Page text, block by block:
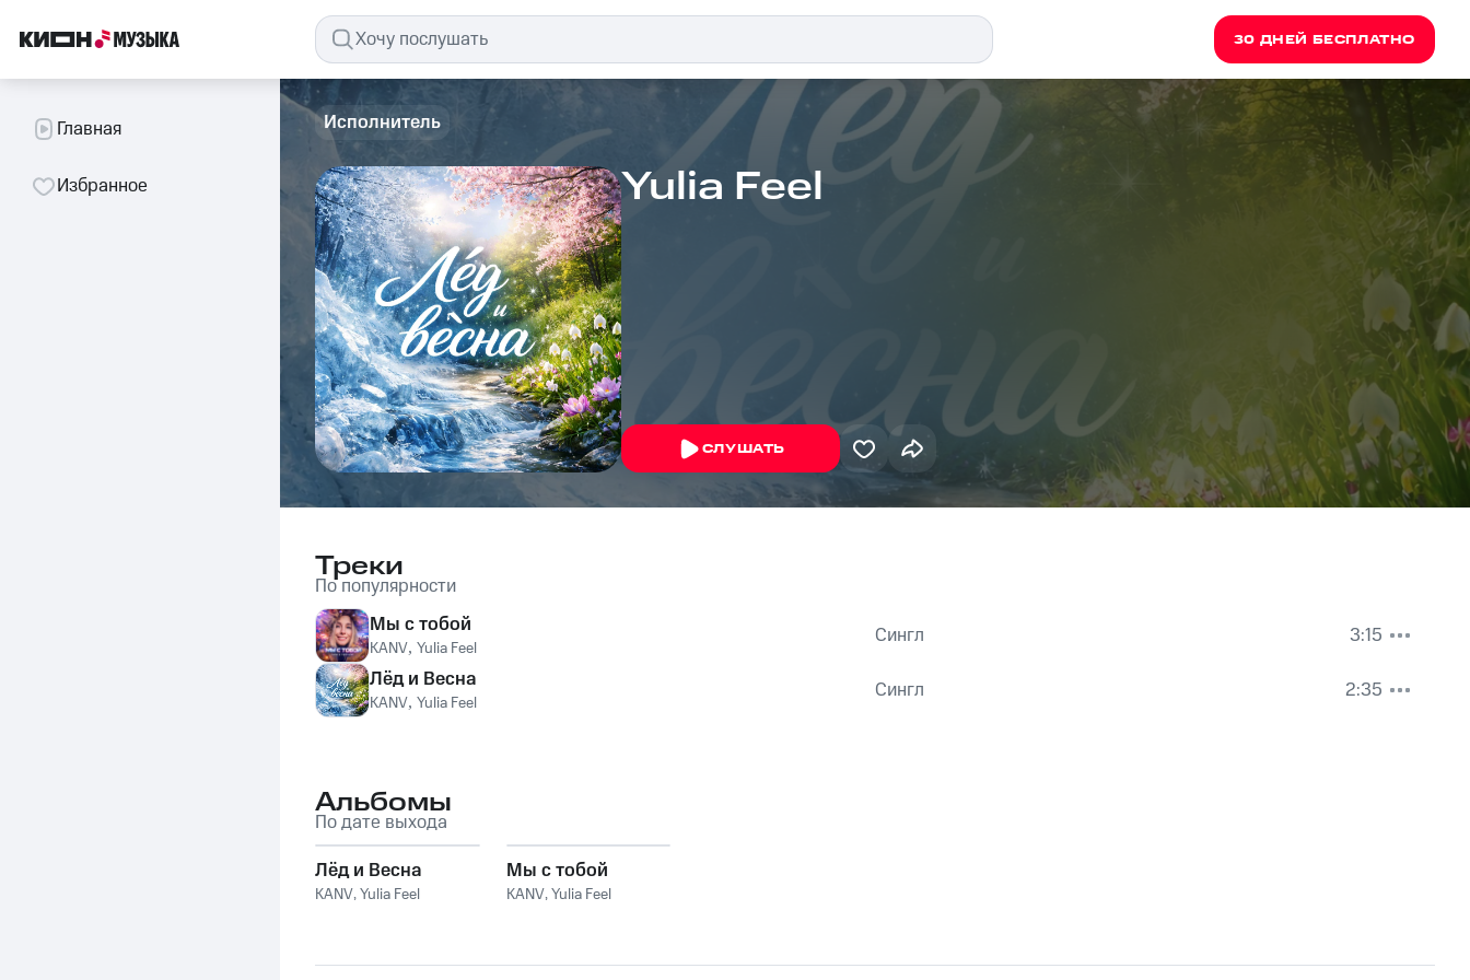
30 ДНЕЙ БЕСПЛАТНО
Главная
Избранное
Исполнитель
Yulia Feel
СЛУШАТЬ
Треки
По популярности
Мы с тобой
KANV, Yulia Feel Сингл
3:15
Лёд и Весна
KANV, Yulia Feel Сингл 2:35
Альбомы
По дате выхода
Лёд и Весна
KANV,Yulia Feel
Мы с тобой
KANV,Yulia Feel